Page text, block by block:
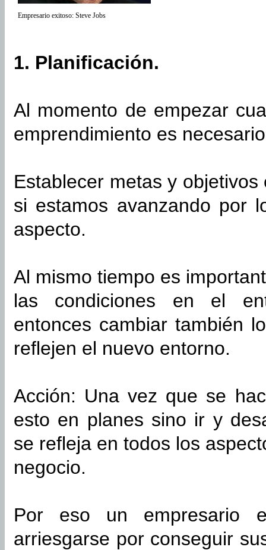
Empresario exitoso: Steve Jobs
1. Planificación.
Al momento de empezar
emprendimiento es
Establecer metas y
si estamos avanzando por
aspecto.
Al mismo tiempo es
las condiciones en el
entonces cambiar también
reflejen el nuevo entorno.
Acción: Una vez que se
esto en planes sino ir y
se refleja en todos los
negocio.
Por eso un empresario
arriesgarse por conseguir